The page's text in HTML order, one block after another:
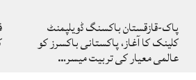
پاک-قازقستان باکسنگ ڈویلپمنٹ
کلینک کا آغاز، پاکستانی باکسرز کو
عالمی معیار کی تربیت میسر…